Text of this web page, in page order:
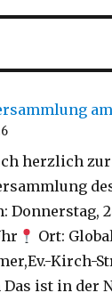
am
herzlich
des
Donnerstag,
Ort:
Kirch-
ist in der